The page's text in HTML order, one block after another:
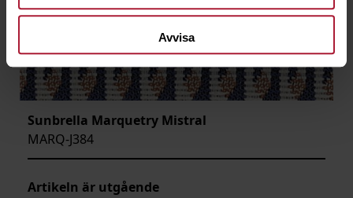
Avvisa
Sunbrella Marquetry Mistral
MARQ-J384
Artikeln är utgående